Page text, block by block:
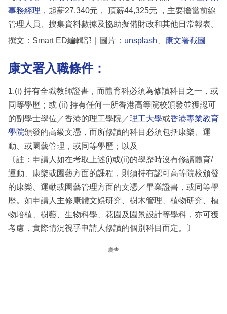
事務經理 ，起薪27,340元， 頂薪44,325元 ，主要擔當前線
管理人員、搜集資料數據及協助擬備財政和其他日常報表。
撰文：Smart ED編輯部｜圖片： unsplash 康文署截圖
康文署入職條件：
1.(i) 持有全職教師證書，而體育科必須為修讀科目之一，或
同等學歷；或 (ii) 持有任何一所香港高等院校頒發並獲認可
的副學士學位／香港的理工學院／理工大學或香港專業教育
學院頒發的高級文憑，而所修讀的科目必須包括康樂、運
動、或園藝管理，或同等學歷；以及
〔註：申請人如在考取上述(i)或(ii)的學歷時沒有修讀體育/
運動、康樂或園藝方面的課程，則須持有認可高等院校頒發
的康樂、運動或園藝管理方面的文憑／畢業證書，或同等學
歷。如申請人主修康體文娛研究、樹木管理、植物研究、植
物培植、樹藝、生物科學、花園及園景設計等學科，亦可獲
考慮，實際情況視乎申請人修讀的個別科目而定。〕
廣告